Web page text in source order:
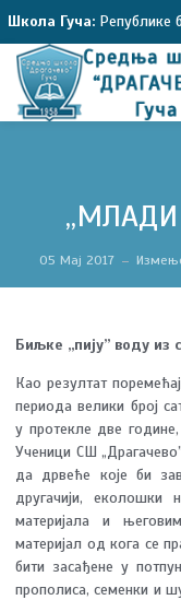
Школа Гуча: Републике
05 Мај 2017
Биљке „пију” воду из
Као резултат
периода велики број
у протекле две
Ученици СШ
да дрвеће које би
другачији, еколошки
материјала и
материјал од кога се
бити засађене у
прополиса, семенки и